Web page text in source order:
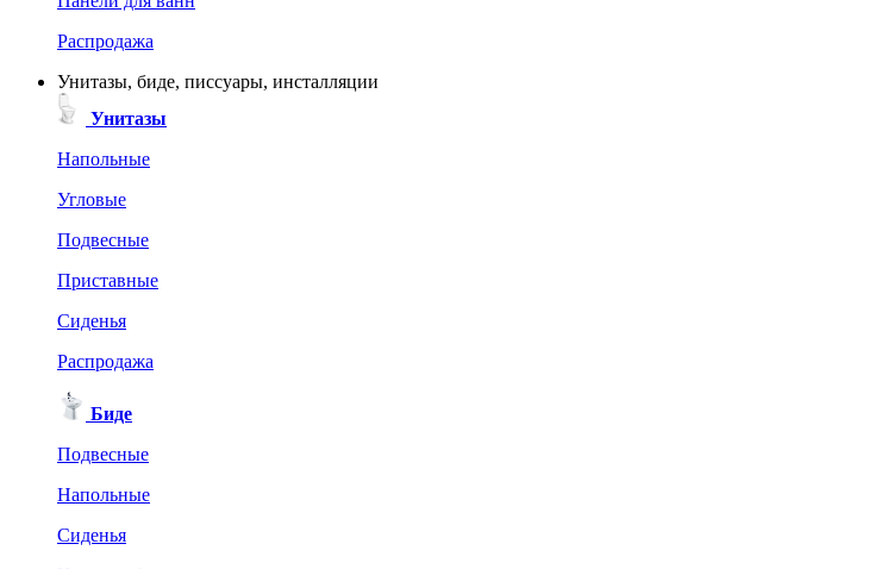
Распродажа
Унитазы, биде, писсуары, инсталляции
Унитазы
Напольные
Угловые
Подвесные
Приставные
Сиденья
Распродажа
Биде
Подвесные
Напольные
Сиденья